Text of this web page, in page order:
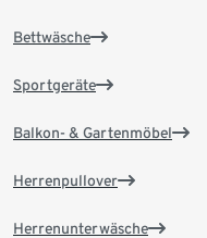
Bettwäsche
Sportgeräte
Balkon- & Gartenmöbel
Herrenpullover
Herrenunterwäsche